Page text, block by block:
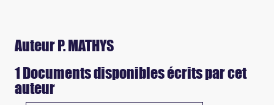
Auteur P. MATHYS
1 Documents disponibles écrits par cet
auteur